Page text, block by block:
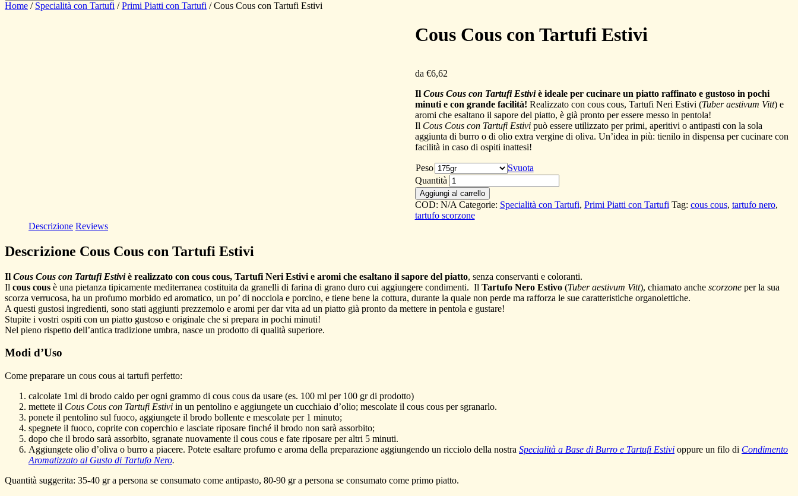
Home / Specialità con Tartufi /Primi Piatti con Tartufi / Cous Cous con Tartufi Estivi
Cous Cous con Tartufi Estivi
da €6,62
Il Cous Cous con Tartufi Estiviè ideale per cucinare un piatto raffinato e gustoso in pochi
minuti e con grande facilità! Realizzato con cous cous, Tartufi Neri Estivi (Tuber aestivum Vitt) e
aromi che esaltano il sapore del piatto, è già pronto per essere messo in pentola!
Il Cous Cous con Tartufi Estivipuò essere utilizzato per primi, aperitivi o antipasti con la sola
aggiunta di burro o di olio extra vergine di oliva. Un’idea in più: tienilo in dispensa per cucinare con
facilità in caso di ospiti inattesi!
Peso
Svuota
Quantità
Aggiungi al carrello
COD: N/A Categorie: Specialità con Tartufi, Primi Piatti con Tartufi Tag: cous cous, tartufo nero,
tartufo scorzone
Descrizione Reviews
Descrizione Cous Cous con Tartufi Estivi
Il Cous Cous con Tartufi Estiviè realizzato con cous cous, Tartufi Neri Estivi e aromi che esaltano il sapore del piatto, senza conservanti e coloranti.
Il cous cous è una pietanza tipicamente mediterranea costituita da granelli di farina di grano duro cui aggiungere condimenti. Il Tartufo Nero Estivo (Tuber aestivum Vitt), chiamato anche scorzone per la sua
scorza verrucosa, ha un profumo morbido ed aromatico, un po’ di nocciola e porcino, e tiene bene la cottura, durante la quale non perde ma rafforza le sue caratteristiche organolettiche.
A questi gustosi ingredienti, sono stati aggiunti prezzemolo e aromi per dar vita ad un piatto già pronto da mettere in pentola e gustare!
Stupite i vostri ospiti con un piatto gustoso e originale che si prepara in pochi minuti!
Nel pieno rispetto dell’antica tradizione umbra, nasce un prodotto di qualità superiore.
Modi d’Uso
Come preparare un cous cous ai tartufi perfetto:
calcolate 1ml di brodo caldo per ogni grammo di cous cous da usare (es. 100 ml per 100 gr di prodotto)
mettete il Cous Cous con Tartufi Estivi in un pentolino e aggiungete un cucchiaio d’olio; mescolate il cous cous per sgranarlo.
ponete il pentolino sul fuoco, aggiungete il brodo bollente e mescolate per 1 minuto;
spegnete il fuoco, coprite con coperchio e lasciate riposare finché il brodo non sarà assorbito;
dopo che il brodo sarà assorbito, sgranate nuovamente il cous cous e fate riposare per altri 5 minuti.
Aggiungete olio d’oliva o burro a piacere. Potete esaltare profumo e aroma della preparazione aggiungendo un ricciolo della nostra Specialità a Base di Burro e Tartufi Estivi oppure un filo di Condimento
Aromatizzato al Gusto di Tartufo Nero.
Quantità suggerita: 35-40 gr a persona se consumato come antipasto, 80-90 gr a persona se consumato come primo piatto.